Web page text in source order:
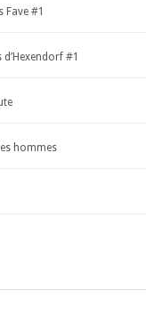
Fave #1
d’Hexendorf #1
hommes